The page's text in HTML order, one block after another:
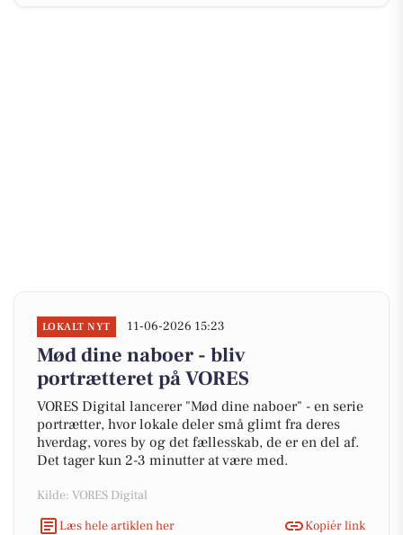
LOKALT NYT 11-06-2026 15:23
Mød dine naboer - bliv
portrætteret på VORES
VORES Digital lancerer "Mød dine naboer" - en serie
portrætter, hvor lokale deler små glimt fra deres
hverdag, vores by og det fællesskab, de er en del af.
Det tager kun 2-3 minutter at være med.
Kilde: VORES Digital
Læs hele artiklen her
Kopiér link